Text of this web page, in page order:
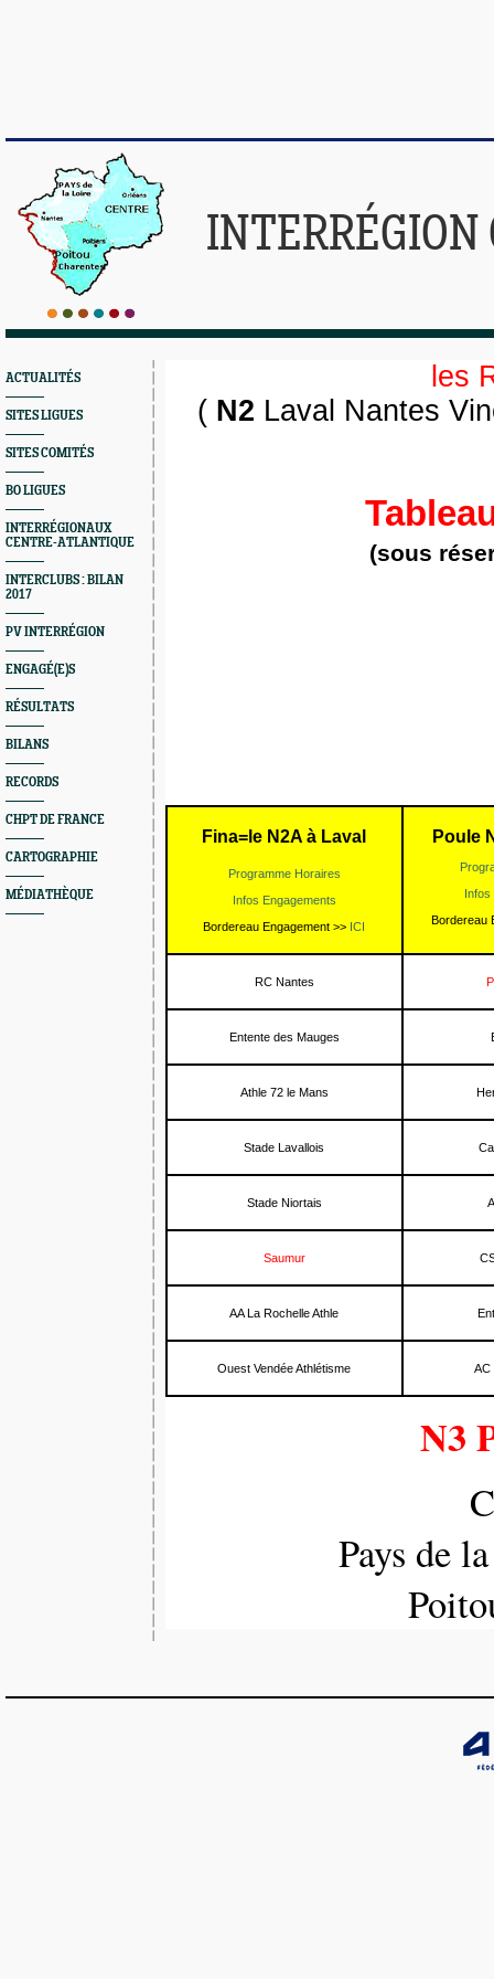
ACTUALITÉS
SITES LIGUES
SITES COMITÉS
BO LIGUES
INTERRÉGIONAUX
CENTRE-ATLANTIQUE
INTERCLUBS : BILAN
2017
PV INTERRÉGION
ENGAGÉ(E)S
RÉSULTATS
BILANS
RECORDS
CHPT DE FRANCE
CARTOGRAPHIE
MÉDIATHÈQUE
les
( N2 Laval Nantes
(sous
Fina=le N2A à Laval
Programme Horaires
Infos Engagements
Bordereau Engagement >> ICI
Poule
Infos
Bordereau
RC Nantes
Entente des Mauges
Athle 72 le Mans
Stade Lavallois
Stade Niortais
Saumur
AA La Rochelle Athle
Ouest Vendée Athlétisme AC
N3
Pays de